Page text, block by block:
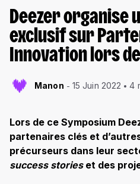
Deezer organise
exclusif sur
Innovation lors de
Manon 15 Juin 2022 4
Lors de ce Symposium
partenaires clés et
précurseurs dans leur
success storieset des